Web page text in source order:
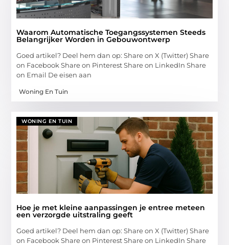
Waarom Automatische Toegangssystemen Steeds
Belangrijker Worden in Gebouwontwerp
Goed artikel? Deel hem dan op: Share on X (Twitter) Share
on Facebook Share on Pinterest Share on LinkedIn Share
on Email De eisen aan
Woning En Tuin
WONING EN TUIN
Hoe je met kleine aanpassingen je entree meteen
een verzorgde uitstraling geeft
Goed artikel? Deel hem dan op: Share on X (Twitter) Share
on Facebook Share on Pinterest Share on LinkedIn Share